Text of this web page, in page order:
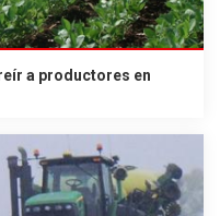
a productores en